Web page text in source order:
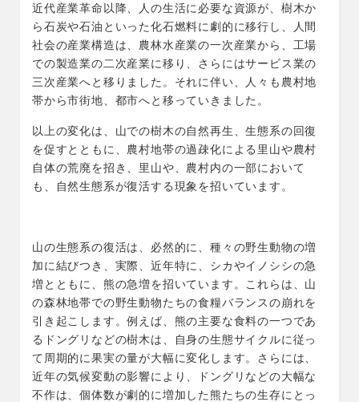
近代産業革命以降、人の生活に必要な資源が、樹木か
ら石炭や石油といった化石燃料に劇的に移行し、人間
社会の産業構造は、農林水産業の一次産業から、工場
での製造業の二次産業に移り、さらにはサービス業の
三次産業へと移りました。それに伴い、人々も農村地
帯から市街地、都市へと移っていきました。
以上の変化は、山での樹木の自然再生、生態系の回復
を促すとともに、農村地帯の過疎化による里山や農村
自体の荒廃を招き、里山や、農村内の一部において
も、自然生態系が復活する現象を招いています。
山の生態系の復活は、必然的に、種々の野生動物の増
加に結びつき、実際、近年特に、シカやイノシシの急
増とともに、熊の急増を招いています。これらは、山
の森林地帯での野生動物たちの食糧バランスの崩れを
引き起こします。例えば、熊の主要な食料の一つであ
るドングリなどの樹木は、自身の生態サイクルに従っ
て周期的に果実の量が大幅に変化します。さらには、
近年の気候変動の影響により、ドングリなどの大幅な
不作は、個体数が劇的に増加した熊たちの生存にとっ